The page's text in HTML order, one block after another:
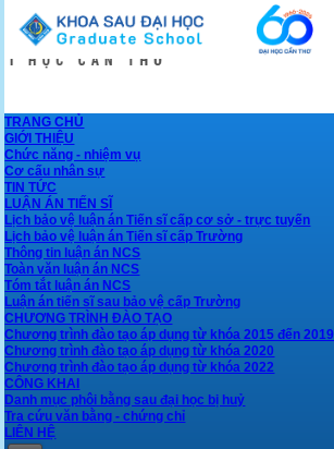
TRANG CHỦ
GIỚI THIỆU
Chức năng - nhiệm vụ
Cơ cấu nhân sự
TIN TỨC
LUẬN ÁN TIẾN SĨ
Lịch bảo vệ luận án Tiến sĩ cấp cơ sở - trực tuyến
Lịch bảo vệ luận án Tiến sĩ cấp Trường
Thông tin luận án NCS
Toàn văn luận án NCS
Tóm tắt luận án NCS
Luận án tiến sĩ sau bảo vệ cấp Trường
CHƯƠNG TRÌNH ĐÀO TẠO
Chương trình đào tạo áp dụng từ khóa 2015 đến 2019
Chương trình đào tạo áp dụng từ khóa 2020
Chương trình đào tạo áp dụng từ khóa 2022
CÔNG KHAI
Danh mục phôi bằng sau đại học bị huỷ
Tra cứu văn bằng - chứng chỉ
LIÊN HỆ